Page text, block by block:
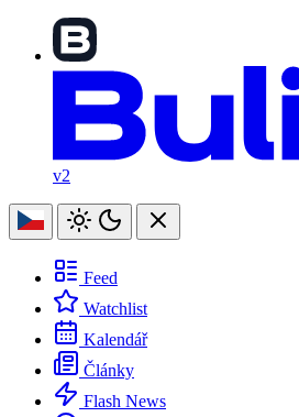
v2
Feed
Watchlist
Kalendář
Články
Flash News